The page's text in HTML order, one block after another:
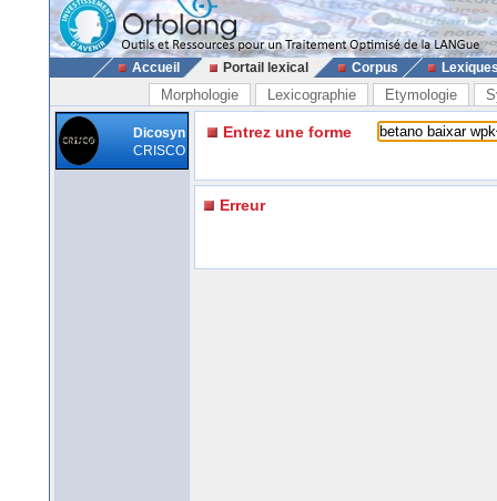
Accueil Portail lexical Corpus
Morphologie Lexicographie Etymologie
Dicosyn
CRISCO
Entrez une forme
Erreur